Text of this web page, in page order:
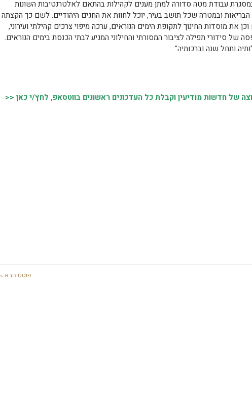
עבודת מטה סדורה למתן מענים לקהילות בהתאם לאלטרנטיבות השונות
ובמטרה שכל תושב בעיר, יוכל לחוות את החגים היהודיים. לשם כך הקצתה
את מוסדות החינוך לתקופת הימים הנוראים, ערכה מיפוי צרכים קהילתי ועירוני,
של סידורי תפילה לציבור המסורתי והחילוני המגיע לבתי הכנסת בימים הנוראים.
ותחל שנה וברכותיה".
של חדשות מודיעין וקבלת כל העדכונים ראשונים בווטסאפ, לחץ/י כאן <<
פוסט הבא »